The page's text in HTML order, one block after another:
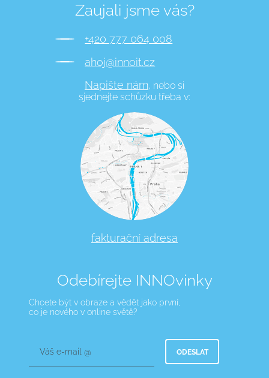
Zaujali jsme vás?
+420 777 064 008
ahoj@innoit.cz
Napište nám, nebo si
sjednejte schůzku třeba v:
fakturační adresa
Odebírejte INNOvinky
Chcete být v obraze a vědět jako první,
co je nového v online světě?
Váš e-mail @ ODESLAT